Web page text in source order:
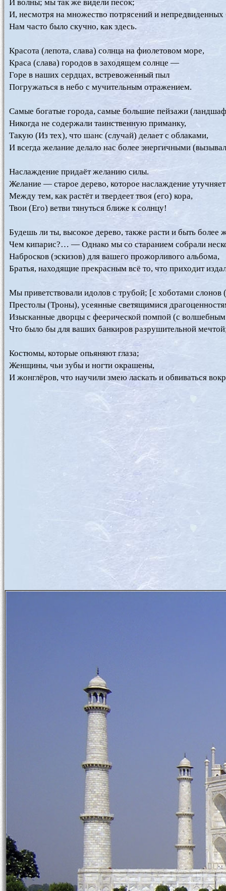
  И волны; мы так же видели песок;
И, несмотря на множество потрясений и непредвиденных
  Нам часто было скучно, как здесь.
  Красота (лепота, слава) солнца на фиолетовом море,
  Краса (слава) городов в заходящем солнце —
  Горе в наших сердцах, встревоженный пыл
  Погружаться в небо с мучительным отражением.
Самые богатые города, самые большие пейзажи
  Никогда не содержали таинственную приманку,
  Такую (Из тех), что шанс (случай) делает с облаками,
И всегда желание делало нас более энергичными
  Наслаждение придаёт желанию силы.
Желание — старое дерево, которое наслаждение утучняет
  Между тем, как растёт и твердеет твоя (его) кора,
  Твои (Его) ветви тянуться ближе к солнцу!
Будешь ли ты, высокое дерево, также расти и быть более
Чем кипарис?… — Однако мы со старанием собрали
  Набросков (эскизов) для вашего прожорливого альбома,
Братья, находящие прекрасным всё то, что приходит
Мы приветствовали идолов с трубой; [с хоботами слонов
Престолы (Троны), усеянные светящимися
Изысканные дворцы с феерической помпой (с
Что было бы для ваших банкиров разрушительной
  Костюмы, которые опьяняют глаза;
  Женщины, чьи зубы и ногти окрашены,
И жонглёров, что научили змею ласкать и обвиваться